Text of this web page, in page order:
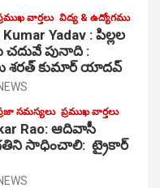
వార్తలు విద్య & ఉద్యోగము
Yadav : పిల్లల
చదువే పునాది :
శరత్ కుమార్ యాదవ్
సమస్యలు ప్రముఖ వార్తలు
Rao: ఆదివాసీ
సాధించాలి: ట్రైకార్